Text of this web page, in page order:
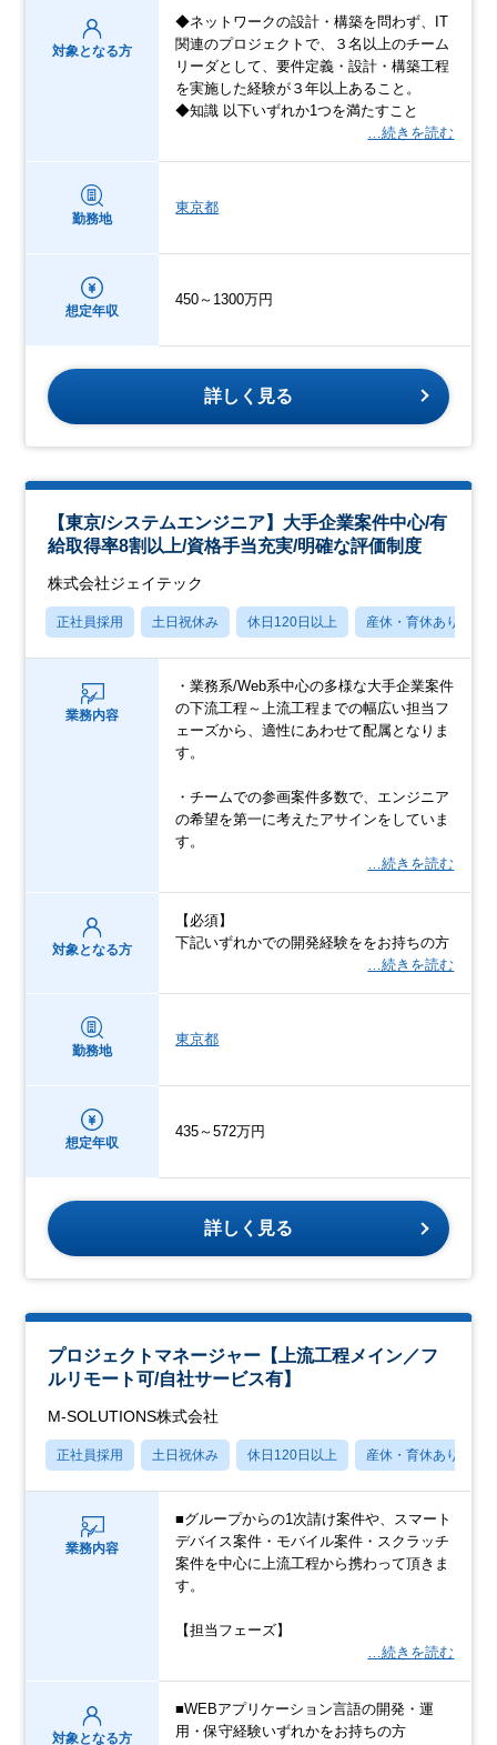
対象となる方
◆ネットワークの設計・構築を問わず、IT
関連のプロジェクトで、３名以上のチーム
リーダとして、要件定義・設計・構築工程
を実施した経験が３年以上あること。
◆知識 以下いずれか1つを満たすこと
…続きを読む
勤務地
東京都
想定年収
450～1300万円
詳しく見る
【東京/システムエンジニア】大手企業案件中心/有
給取得率8割以上/資格手当充実/明確な評価制度
株式会社ジェイテック
正社員採用 土日祝休み 休日120日以上 産休・育休あり
業務内容
・業務系/Web系中心の多様な大手企業案件
の下流工程～上流工程までの幅広い担当フ
ェーズから、適性にあわせて配属となりま
す。
・チームでの参画案件多数で、エンジニア
の希望を第一に考えたアサインをしていま
す。
…続きを読む
対象となる方
【必須】
下記いずれかでの開発経験ををお持ちの方
…続きを読む
勤務地
東京都
想定年収
435～572万円
詳しく見る
プロジェクトマネージャー【上流工程メイン／フ
ルリモート可/自社サービス有】
M-SOLUTIONS株式会社
正社員採用 土日祝休み 休日120日以上 産休・育休あり
業務内容
■グループからの1次請け案件や、スマート
デバイス案件・モバイル案件・スクラッチ
案件を中心に上流工程から携わって頂きま
す。
【担当フェーズ】
…続きを読む
対象となる方
■WEBアプリケーション言語の開発・運
用・保守経験いずれかをお持ちの方